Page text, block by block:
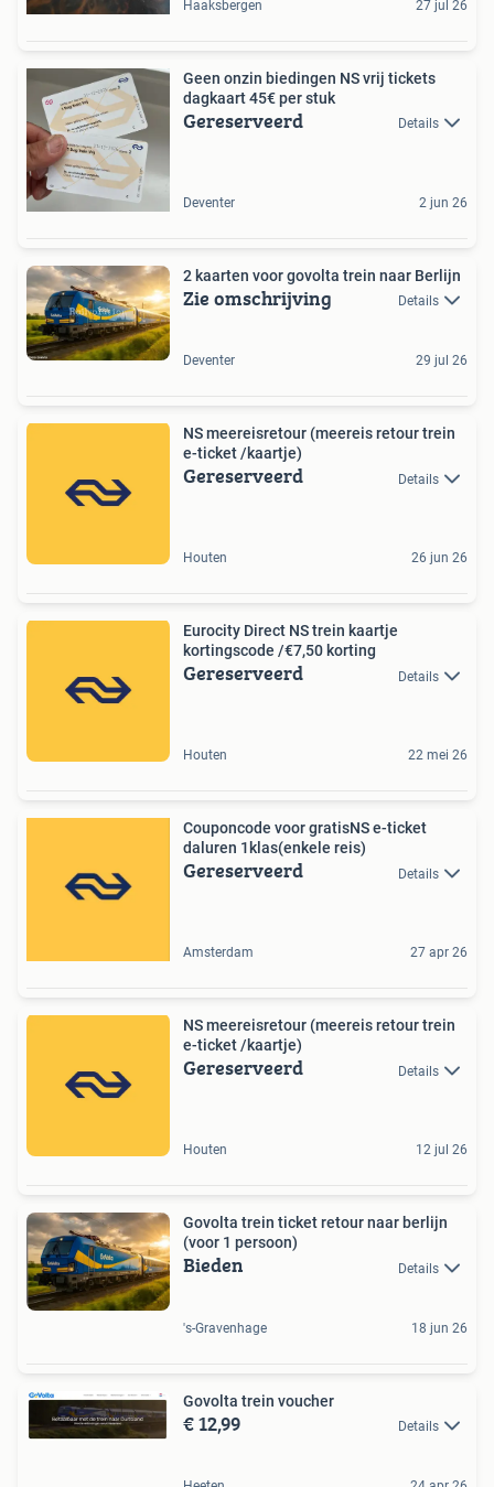
Haaksbergen 27 jul 26
Geen onzin biedingen NS vrij tickets
dagkaart 45€ per stuk
Gereserveerd Details
Deventer 2 jun 26
2 kaarten voor govolta trein naar Berlijn
Zie omschrijving Details
Deventer 29 jul 26
NS meereisretour (meereis retour trein
e-ticket /kaartje)
Gereserveerd Details
Houten 26 jun 26
Eurocity Direct NS trein kaartje
kortingscode /€7,50 korting
Gereserveerd Details
Houten 22 mei 26
Couponcode voor gratisNS e-ticket
daluren 1klas(enkele reis)
Gereserveerd Details
Amsterdam 27 apr 26
NS meereisretour (meereis retour trein
e-ticket /kaartje)
Gereserveerd Details
Houten 12 jul 26
Govolta trein ticket retour naar berlijn
(voor 1 persoon)
Bieden Details
's-Gravenhage 18 jun 26
Govolta trein voucher
€ 12,99 Details